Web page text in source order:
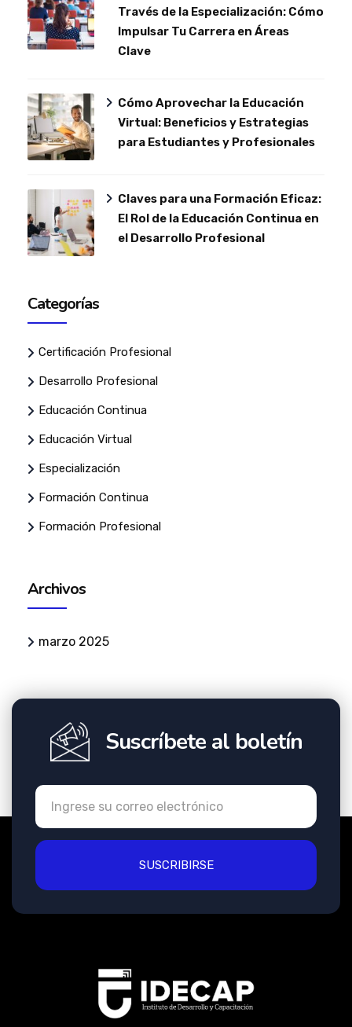
Través de la Especialización: Cómo
Impulsar Tu Carrera en Áreas
Clave
Cómo Aprovechar la Educación
Virtual: Beneficios y Estrategias
para Estudiantes y Profesionales
Claves para una Formación Eficaz:
El Rol de la Educación Continua en
el Desarrollo Profesional
Categorías
Certificación Profesional
Desarrollo Profesional
Educación Continua
Educación Virtual
Especialización
Formación Continua
Formación Profesional
Archivos
marzo 2025
Suscríbete al boletín
SUSCRIBIRSE